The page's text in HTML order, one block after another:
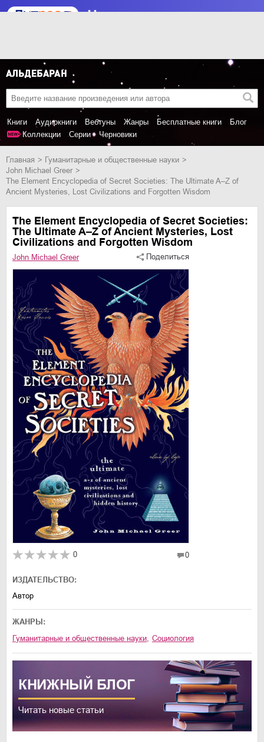
Книги Аудиокниги Вебтуны Жанры Бесплатные книги
Блог
Коллекции
Серии Черновики
Главная
гуманитарные и общественные науки
John Michael Greer
The Element Encyclopedia of Secret Societies: The Ultimate A–Z of
Ancient Mysteries, Lost Civilizations and Forgotten Wisdom
The Element Encyclopedia of Secret Societies:
The Ultimate A–Z of Ancient Mysteries, Lost
Civilizations and Forgotten Wisdom
John Michael Greer Поделиться
0 0
ИЗДАТЕЛЬСТВО:
Автор
ЖАНРЫ:
гуманитарные и общественные науки, социология
КНИЖНЫЙ БЛОГ
Читать новые статьи